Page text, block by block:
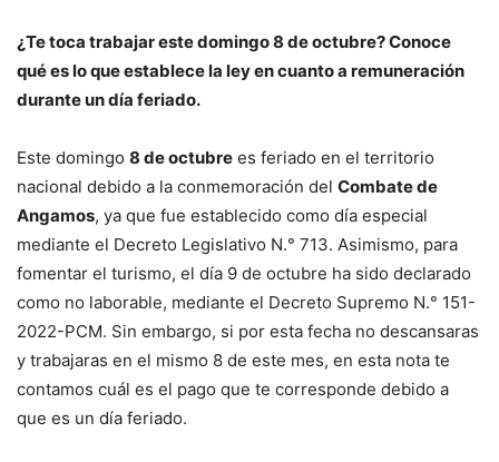
¿Te toca trabajar este domingo 8 de octubre? Conoce
qué es lo que establece la ley en cuanto a remuneración
durante un día feriado.
Este domingo 8 de octubre es feriado en el territorio
nacional debido a la conmemoración del Combate de
Angamos, ya que fue establecido como día especial
mediante el Decreto Legislativo N.° 713. Asimismo, para
fomentar el turismo, el día 9 de octubre ha sido declarado
como no laborable, mediante el Decreto Supremo N.° 151-
2022-PCM. Sin embargo, si por esta fecha no descansaras
y trabajaras en el mismo 8 de este mes, en esta nota te
contamos cuál es el pago que te corresponde debido a
que es un día feriado.